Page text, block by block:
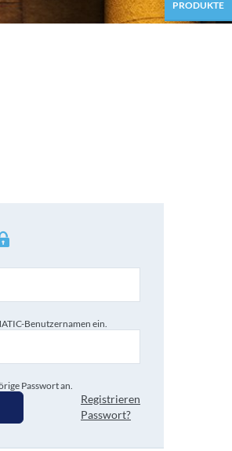
Benutzernamen ein.
Passwort an.
Registrieren
Passwort?
PRODUKTE